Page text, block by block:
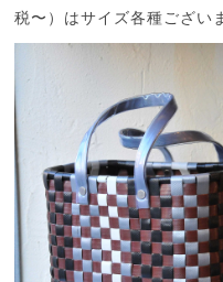
税〜）はサイズ各種ござい